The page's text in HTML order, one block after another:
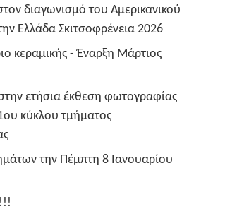
διαγωνισμό του Αμερικανικού
Ελλάδα Σκιτσοφρένεια 2026
κεραμικής - Έναρξη Μάρτιος
ετήσια έκθεση φωτογραφίας
κύκλου τμήματος
την Πέμπτη 8 Ιανουαρίου